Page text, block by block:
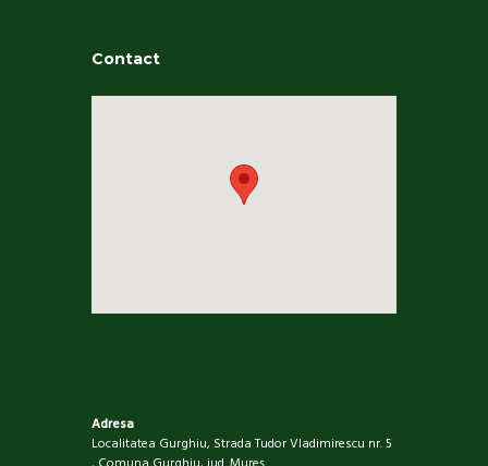
Contact
Adresa
Localitatea Gurghiu, Strada Tudor Vladimirescu nr. 5